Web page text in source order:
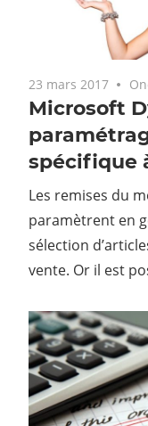
23 mars 2017
Microsoft
spécifique
Les remises du
paramètrent en
sélection
vente. Or il est